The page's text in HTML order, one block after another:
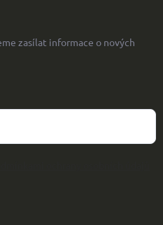
zasílat informace o nových